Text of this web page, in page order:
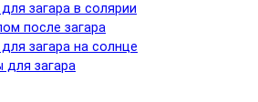
загара в солярии
после загара
загара на солнце
для загара